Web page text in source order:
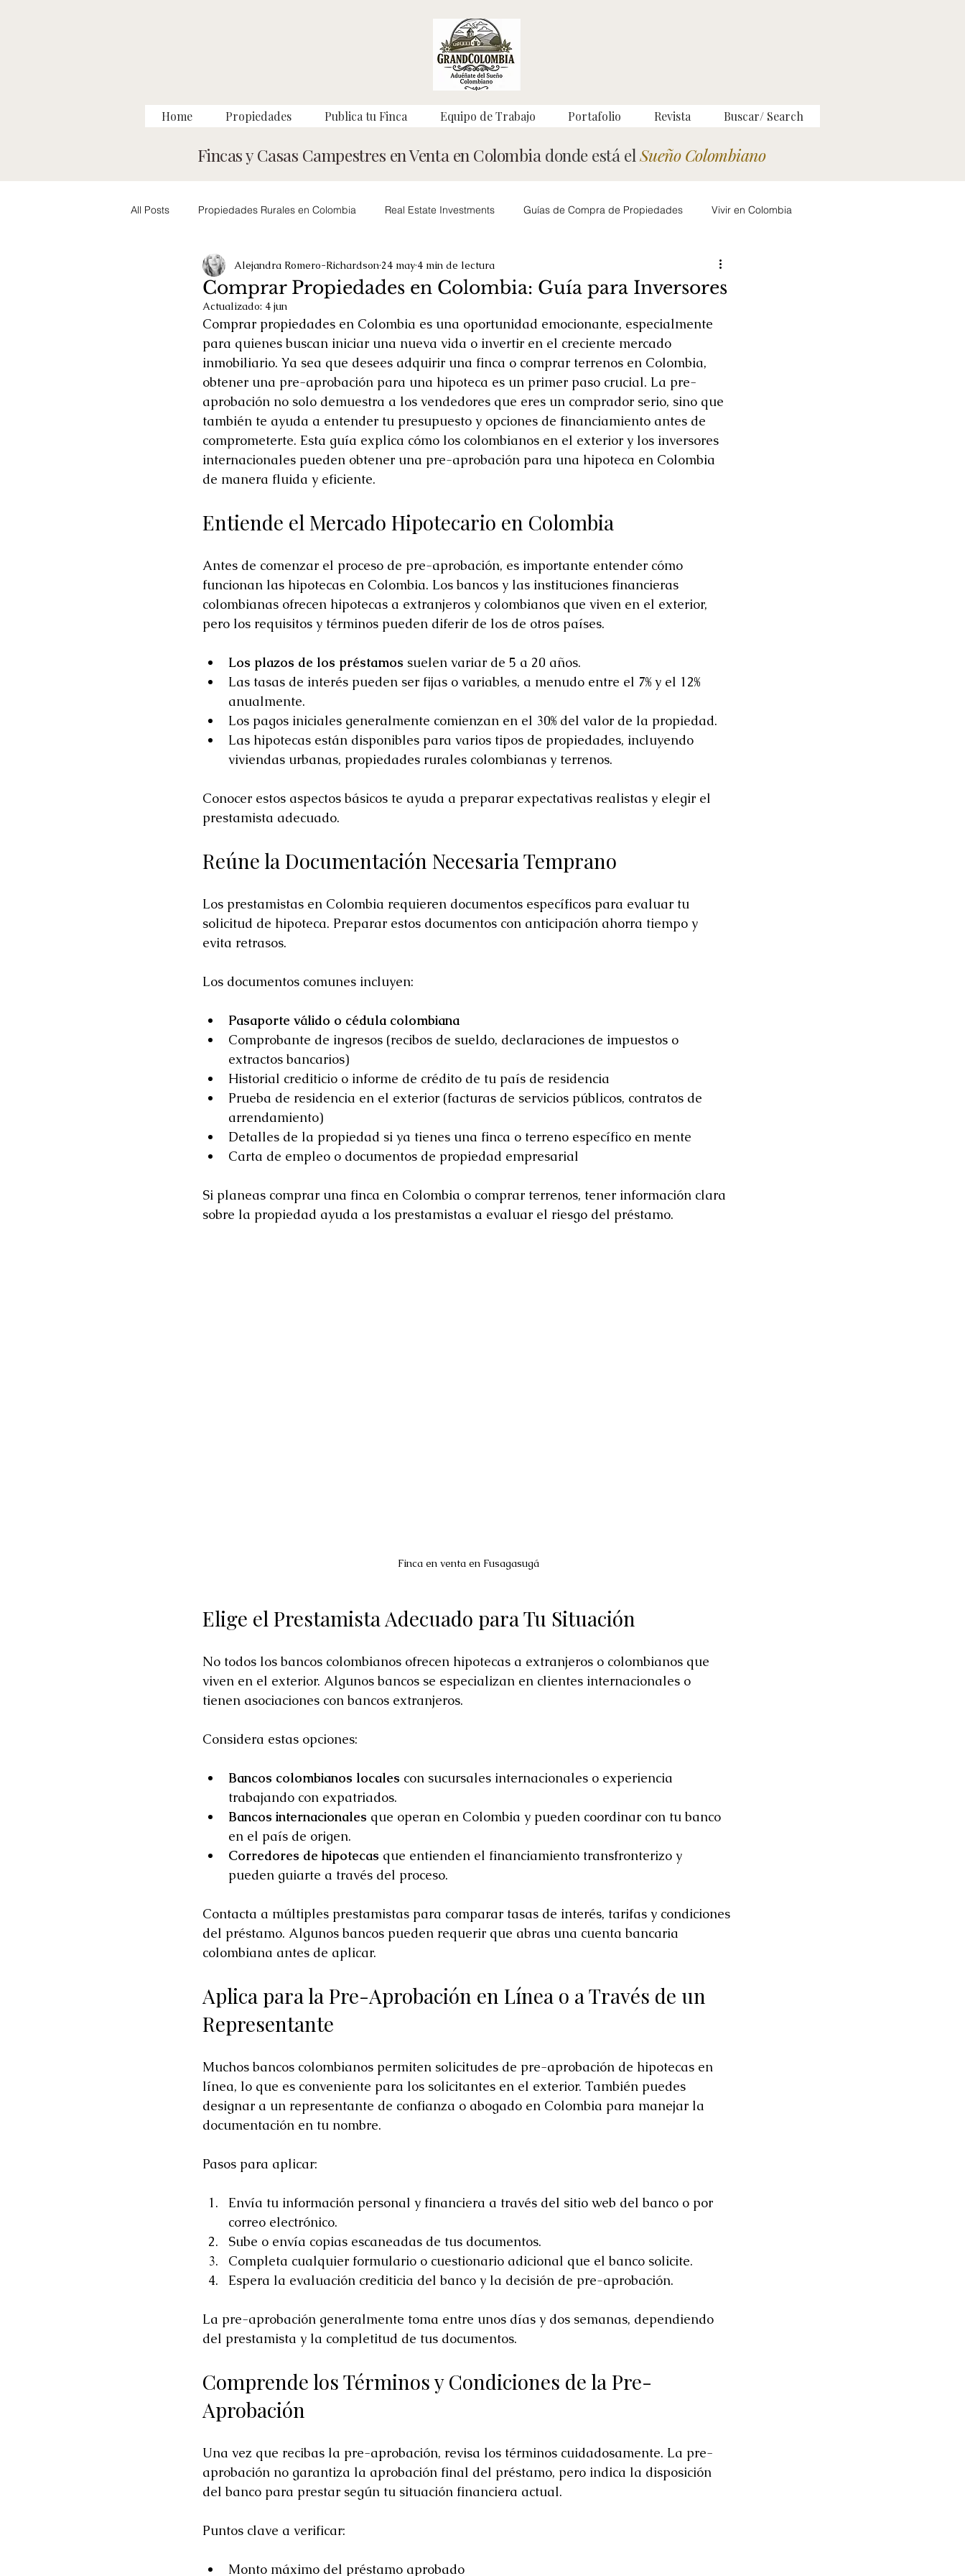
Home Propiedades Publica tu Finca Equipo de Trabajo Portafolio Revista Buscar/ Search
Fincas y Casas Campestres en Venta en Colombia donde está elSueño Colombiano
All Posts Propiedades Rurales en Colombia Real Estate Investments Guías de Compra de Propiedades Vivir en Colombia
Rural Properties in Colombia Property Buying Guides Living in Colombia Mercado Inmobiliario Colombiano
Colombian Real Estate Market Inversiones Inmobiliarias
Comprar Propiedades en Colombia: Guía para Inversores
Alejandra Romero-Richardson 24 may 4 min de lectura
Actualizado: 4 jun
Comprar propiedades en Colombia es una oportunidad emocionante, especialmente
para quienes buscan iniciar una nueva vida o invertir en el creciente mercado
inmobiliario. Ya sea que desees adquirir una finca o comprar terrenos en Colombia,
obtener una pre-aprobación para una hipoteca es un primer paso crucial. La pre-
aprobación no solo demuestra a los vendedores que eres un comprador serio, sino que
también te ayuda a entender tu presupuesto y opciones de financiamiento antes de
comprometerte. Esta guía explica cómo los colombianos en el exterior y los inversores
internacionales pueden obtener una pre-aprobación para una hipoteca en Colombia
de manera fluida y eficiente.
Entiende el Mercado Hipotecario en Colombia
Antes de comenzar el proceso de pre-aprobación, es importante entender cómo
funcionan las hipotecas en Colombia. Los bancos y las instituciones financieras
colombianas ofrecen hipotecas a extranjeros y colombianos que viven en el exterior,
pero los requisitos y términos pueden diferir de los de otros países.
Los plazos de los préstamos suelen variar de 5 a 20 años.
Las tasas de interés pueden ser fijas o variables, a menudo entre el 7% y el 12%
anualmente.
Los pagos iniciales generalmente comienzan en el 30% del valor de la propiedad.
Las hipotecas están disponibles para varios tipos de propiedades, incluyendo
viviendas urbanas, propiedades rurales colombianas y terrenos.
Conocer estos aspectos básicos te ayuda a preparar expectativas realistas y elegir el
prestamista adecuado.
Reúne la Documentación Necesaria Temprano
Los prestamistas en Colombia requieren documentos específicos para evaluar tu
solicitud de hipoteca. Preparar estos documentos con anticipación ahorra tiempo y
evita retrasos.
Los documentos comunes incluyen:
Pasaporte válido o cédula colombiana
Comprobante de ingresos (recibos de sueldo, declaraciones de impuestos o
extractos bancarios)
Historial crediticio o informe de crédito de tu país de residencia
Prueba de residencia en el exterior (facturas de servicios públicos, contratos de
arrendamiento)
Detalles de la propiedad si ya tienes una finca o terreno específico en mente
Carta de empleo o documentos de propiedad empresarial
Si planeas comprar una finca en Colombia o comprar terrenos, tener información clara
sobre la propiedad ayuda a los prestamistas a evaluar el riesgo del préstamo.
Finca en venta en Fusagasugá
Elige el Prestamista Adecuado para Tu Situación
No todos los bancos colombianos ofrecen hipotecas a extranjeros o colombianos que
viven en el exterior. Algunos bancos se especializan en clientes internacionales o
tienen asociaciones con bancos extranjeros.
Considera estas opciones:
Bancos colombianos locales con sucursales internacionales o experiencia
trabajando con expatriados.
Bancos internacionales que operan en Colombia y pueden coordinar con tu banco
en el país de origen.
Corredores de hipotecas que entienden el financiamiento transfronterizo y
pueden guiarte a través del proceso.
Contacta a múltiples prestamistas para comparar tasas de interés, tarifas y condiciones
del préstamo. Algunos bancos pueden requerir que abras una cuenta bancaria
colombiana antes de aplicar.
Aplica para la Pre-Aprobación en Línea o a Través de un
Representante
Muchos bancos colombianos permiten solicitudes de pre-aprobación de hipotecas en
línea, lo que es conveniente para los solicitantes en el exterior. También puedes
designar a un representante de confianza o abogado en Colombia para manejar la
documentación en tu nombre.
Pasos para aplicar:
Envía tu información personal y financiera a través del sitio web del banco o por
correo electrónico.
Sube o envía copias escaneadas de tus documentos.
Completa cualquier formulario o cuestionario adicional que el banco solicite.
Espera la evaluación crediticia del banco y la decisión de pre-aprobación.
La pre-aprobación generalmente toma entre unos días y dos semanas, dependiendo
del prestamista y la completitud de tus documentos.
Comprende los Términos y Condiciones de la Pre-
Aprobación
Una vez que recibas la pre-aprobación, revisa los términos cuidadosamente. La pre-
aprobación no garantiza la aprobación final del préstamo, pero indica la disposición
del banco para prestar según tu situación financiera actual.
Puntos clave a verificar:
Monto máximo del préstamo aprobado